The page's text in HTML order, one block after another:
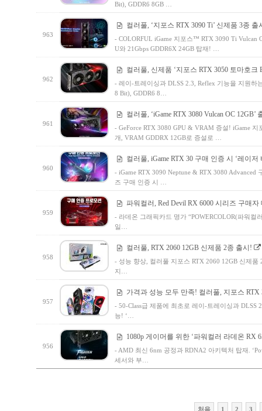
Bit), GDDR6 8GB …
963
컬러풀, ‘지포스 RTX 3090 Ti’ 신제품 3종 출
- COLORFUL iGame 지포스™ RTX 3090 Ti Vulcan
U와 21Gbps GDDR6X 24GB 탑재! …
962
컬러풀, 신제품 ‘지포스 RTX 3050 토마호크
- 레이-트레이싱과 DLSS 2.3, Reflex 기능을 지원하
8 Bit), GDDR6 8…
961
컬러풀, ‘iGame RTX 3080 Vulcan OC 12GB’
- GeForce RTX 3080 GPU & VRAM 증설! iGame
개, VRAM GDDRX 12GB로 증설로 …
960
컬러풀, iGame RTX 30 구매 인증 시 ‘레이
- iGame RTX 3090 Neptune & RTX 3080 Advanced
즈 구매 인증 시 …
959
파워컬러, Red Devil RX 6000 시리즈 구매
- 라데온 그래픽카드 명가 “POWERCOLOR(파워
일…
958
컬러풀, RTX 2060 12GB 신제품 2종 출시!
- 성능 향상, 컬러풀 지포스 RTX 2060 12GB 신제
지…
957
가격과 성능 모두 만족! 컬러풀, 지포스 RTX
- 50-Class급 제품에 최초로 레이-트레이싱과
능! ‘…
956
1080p 게이머를 위한 ‘파워컬러 라데온 RX
- AMD 최신 6nm 공정과 RDNA2 아키텍처 탑재.
세서와 부…
처음 1 2 3